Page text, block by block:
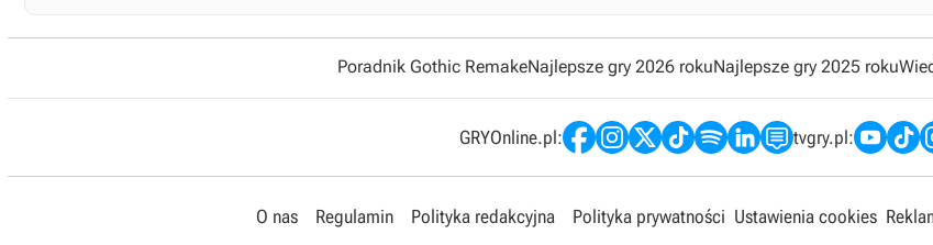
Poradnik Gothic RemakeNajlepsze gry 2026 rokuNajlepsze gry 2025 roku
GRYOnline.pl: tvgry.pl:
O nas Regulamin Polityka redakcyjna Polityka prywatności Ustawienia cookies